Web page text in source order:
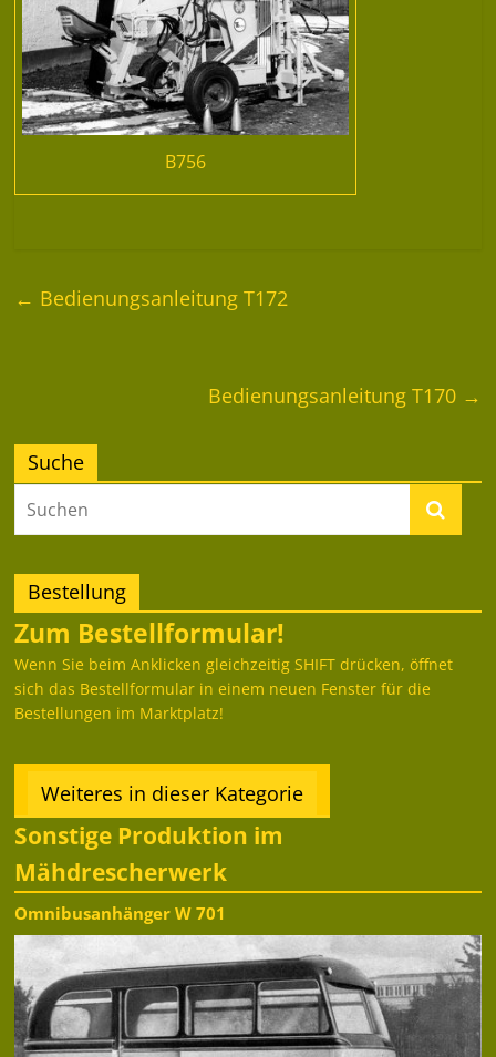
B756
← Bedienungsanleitung T172
Bedienungsanleitung T170 →
Suche
Bestellung
Zum Bestellformular!
Wenn Sie beim Anklicken gleichzeitig SHIFT drücken, öffnet
sich das Bestellformular in einem neuen Fenster für die
Bestellungen im Marktplatz!
Weiteres in dieser Kategorie
Sonstige Produktion im
Mähdrescherwerk
Omnibusanhänger W 701